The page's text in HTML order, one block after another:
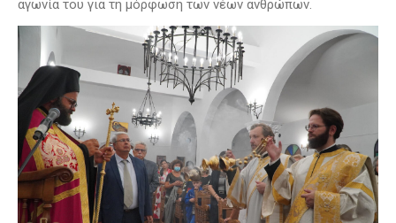
αγωνία του για τη μόρφωση των νέων ανθρώπων.